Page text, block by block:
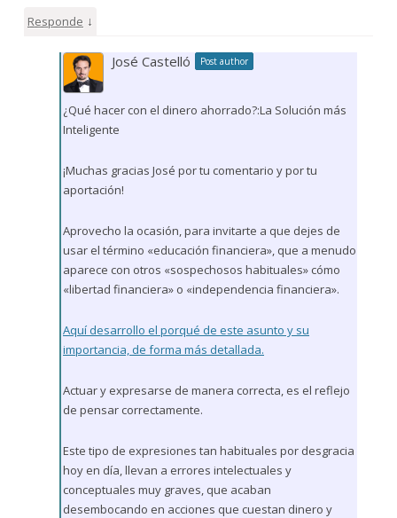
Responde ↓
José Castelló Post author
¿Qué hacer con el dinero ahorrado?:La Solución más
Inteligente
¡Muchas gracias José por tu comentario y por tu
aportación!
Aprovecho la ocasión, para invitarte a que dejes de
usar el término «educación financiera», que a menudo
aparece con otros «sospechosos habituales» cómo
«libertad financiera» o «independencia financiera».
Aquí desarrollo el porqué de este asunto y su
importancia, de forma más detallada.
Actuar y expresarse de manera correcta, es el reflejo
de pensar correctamente.
Este tipo de expresiones tan habituales por desgracia
hoy en día, llevan a errores intelectuales y
conceptuales muy graves, que acaban
desembocando en acciones que cuestan dinero y